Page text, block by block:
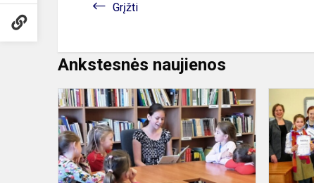
Grįžti
Ankstesnės naujienos
iniciatyva
„Būkite
pažįstami“